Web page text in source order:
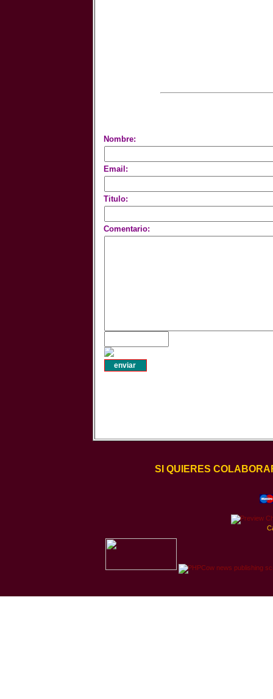
Nombre:
Email:
Titulo:
Comentario:
SI QUIERES